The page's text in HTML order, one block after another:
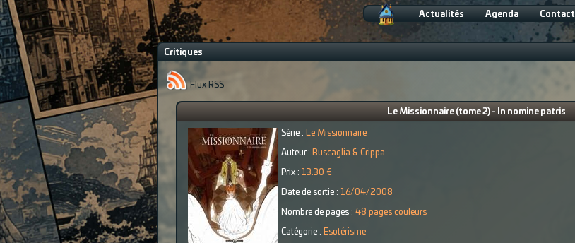
Actualités Agenda Contact
Critiques
Flux RSS
Le Missionnaire (tome 2) - In nomine patris
Série : Le Missionnaire
Auteur : Buscaglia & Crippa
Prix : 13.30 €
Date de sortie : 16/04/2008
Nombre de pages : 48 pages couleurs
Catégorie : Esotérisme